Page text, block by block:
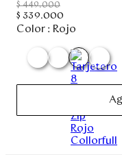
Viaje
Colecciones
Outlet
Disney
$ 449.000
$ 339.000
Color : Rojo